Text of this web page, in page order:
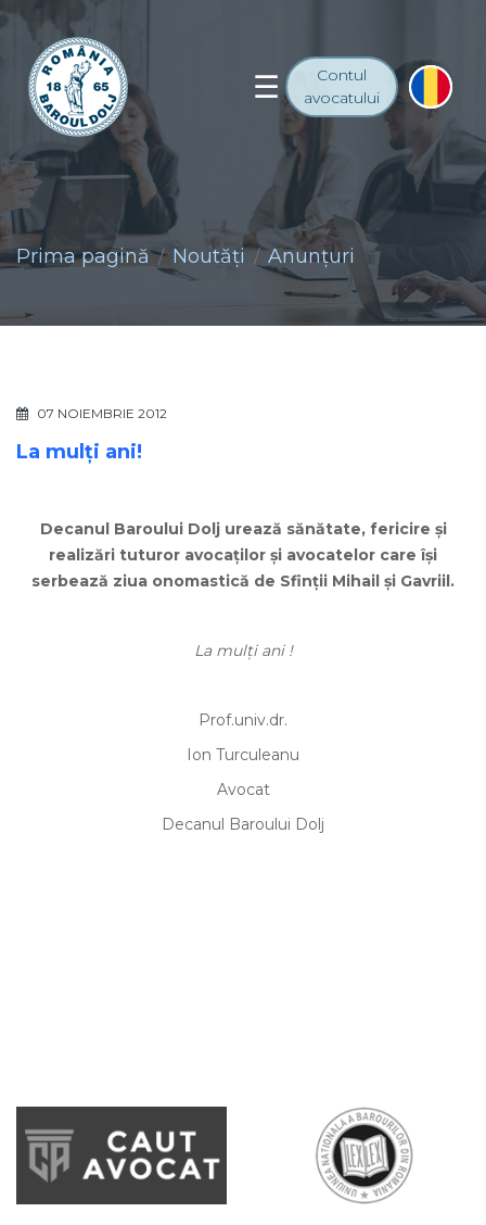
Contul
avocatului
Prima pagină Noutăţi Anunţuri
07 NOIEMBRIE 2012
La mulţi ani!
Decanul Baroului Dolj urează sănătate, fericire şi
realizări tuturor avocaţilor şi avocatelor care îşi
serbează ziua onomastică de Sfinţii Mihail şi Gavriil.
La mulți ani !
Prof.univ.dr.
Ion Turculeanu
Avocat
Decanul Baroului Dolj